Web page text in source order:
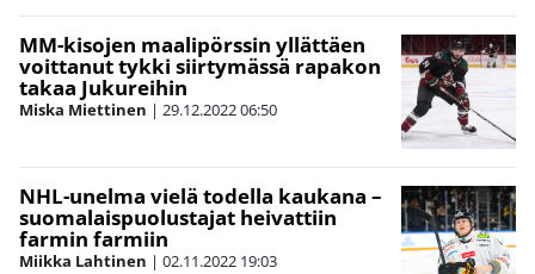
MM-kisojen maalipörssin yllättäen
voittanut tykki siirtymässä rapakon
takaa Jukureihin
Miska Miettinen | 29.12.202206:50
NHL-unelma vielä todella kaukana –
suomalaispuolustajat heivattiin
farmin farmiin
Miikka Lahtinen | 02.11.2022 19:03